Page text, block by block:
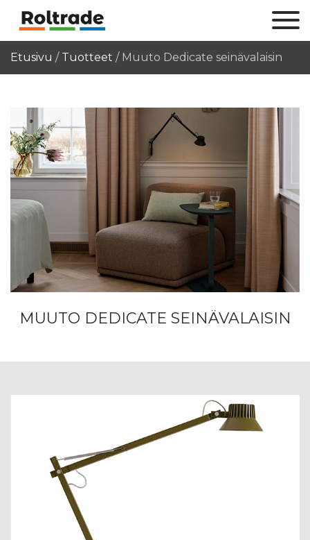
Etusivu / Tuotteet / Muuto Dedicate seinävalaisin
MUUTO DEDICATE SEINÄVALAISIN